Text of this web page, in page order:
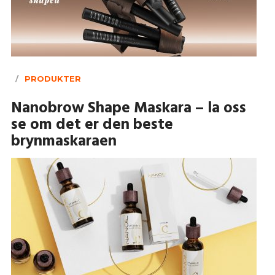
PRODUKTER
Nanobrow Shape Maskara – la oss
se om det er den beste
brynmaskaraen